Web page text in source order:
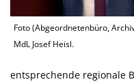
Foto (Abgeordnetenbüro,
MdL Josef Heisl.
entsprechende regionale